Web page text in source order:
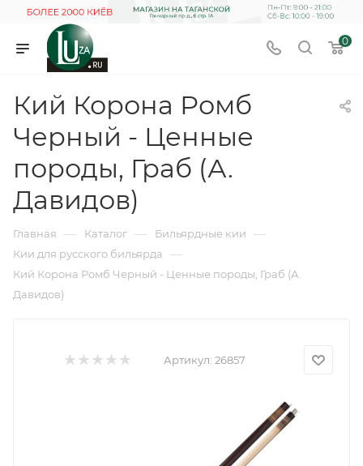
0
Кий Корона Ромб
Черный - Ценные
породы, Граб (А.
Давидов)
Главная — Каталог — Бильярдные кии —
Кии для русского бильярда —
Кий Корона Ромб Черный - Ценные породы, Граб (А.
Давидов)
Артикул: 26857